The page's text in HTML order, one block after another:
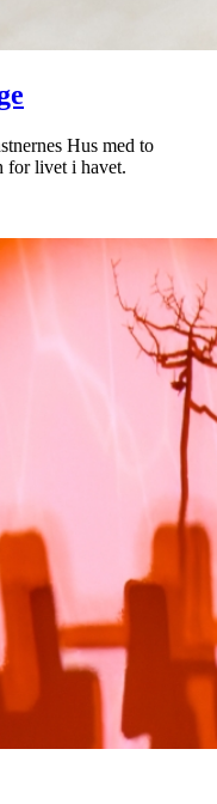
Hus med to
for livet i havet.